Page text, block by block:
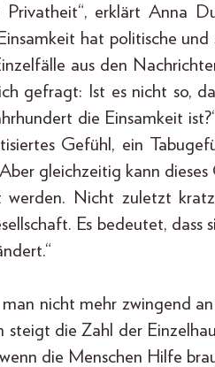
erklärt Anna
hat politische und
aus den
gefragt: Ist es nicht so,
die Einsamkeit
Gefühl, ein
gleichzeitig kann dieses
werden. Nicht zuletzt
Es bedeutet, dass
nicht mehr zwingend
die Zahl der
die Menschen Hilfe